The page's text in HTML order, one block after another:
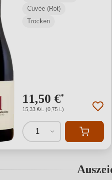
Cuvée (Rot)
Trocken
11,50 €*
15,33 €/L (0,75 L)
1